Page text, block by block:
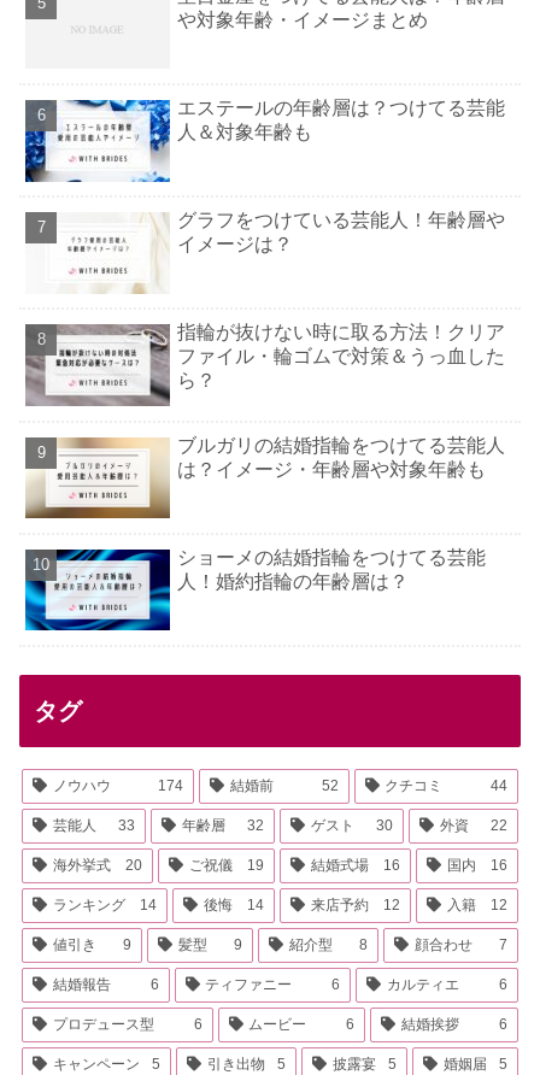
や対象年齢・イメージまとめ
エステールの年齢層は？つけてる芸能
人＆対象年齢も
グラフをつけている芸能人！年齢層や
イメージは？
指輪が抜けない時に取る方法！クリア
ファイル・輪ゴムで対策＆うっ血した
ら？
ブルガリの結婚指輪をつけてる芸能人
は？イメージ・年齢層や対象年齢も
ショーメの結婚指輪をつけてる芸能
人！婚約指輪の年齢層は？
タグ
ノウハウ 174 結婚前 52 クチコミ 44
芸能人 33 年齢層 32 ゲスト 30 外資 22
海外挙式 20 ご祝儀 19 結婚式場 16 国内 16
ランキング 14 後悔 14 来店予約 12 入籍 12
値引き 9 髪型 9 紹介型 8 顔合わせ 7
結婚報告 6 ティファニー 6 カルティエ 6
プロデュース型 6 ムービー 6 結婚挨拶 6
キャンペーン 5 引き出物 5 披露宴 5 婚姻届 5